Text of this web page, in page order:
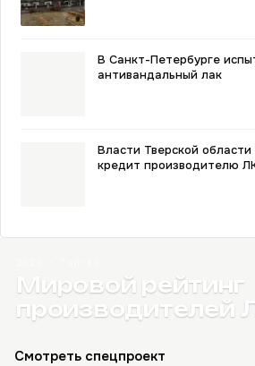
В Санкт-Петербурге
антивандальный лак
Власти Тверской
кредит производителю
Мировой рейтинг
производителей
Смотреть спецпроект